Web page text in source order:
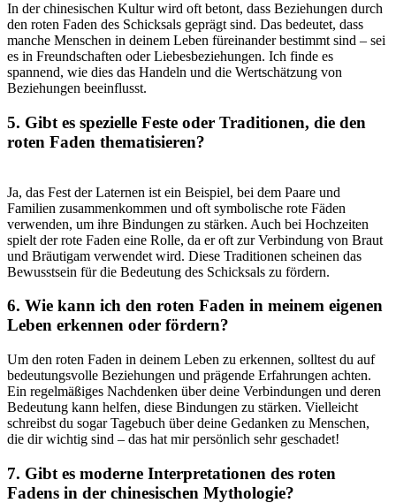
In der chinesischen Kultur wird oft‌ betont, dass Beziehungen durch
⁣den roten​ Faden des Schicksals geprägt ⁢sind. Das bedeutet, dass
⁤manche ⁢Menschen in deinem Leben füreinander bestimmt sind – sei
es in ‍Freundschaften oder Liebesbeziehungen. Ich ⁤finde ​es
spannend, wie dies das Handeln und⁤ die Wertschätzung ⁤von
Beziehungen beeinflusst.
5. Gibt es spezielle ‍Feste oder Traditionen, die den
roten Faden thematisieren?
Ja, das Fest der ‍Laternen ist ein⁣ Beispiel, bei dem Paare und
Familien zusammenkommen und oft symbolische rote Fäden
verwenden, um ihre Bindungen zu stärken. Auch bei Hochzeiten
spielt der rote Faden eine Rolle, da er oft zur Verbindung von Braut
und Bräutigam​ verwendet wird. Diese Traditionen scheinen das
Bewusstsein für die Bedeutung des Schicksals⁣ zu fördern.
6. Wie ​kann ich den roten Faden in meinem eigenen
Leben erkennen oder ⁣fördern?
Um⁣ den⁢ roten Faden in​ deinem Leben zu erkennen, solltest du auf
bedeutungsvolle Beziehungen und prägende Erfahrungen ⁢achten.
Ein regelmäßiges Nachdenken über deine Verbindungen und deren
Bedeutung kann helfen, diese Bindungen zu stärken. Vielleicht⁢
schreibst du sogar Tagebuch über deine Gedanken zu Menschen,
die dir wichtig⁢ sind – ‌das hat mir persönlich sehr geschadet!
7. Gibt⁢ es moderne Interpretationen des roten
Fadens in der chinesischen Mythologie?